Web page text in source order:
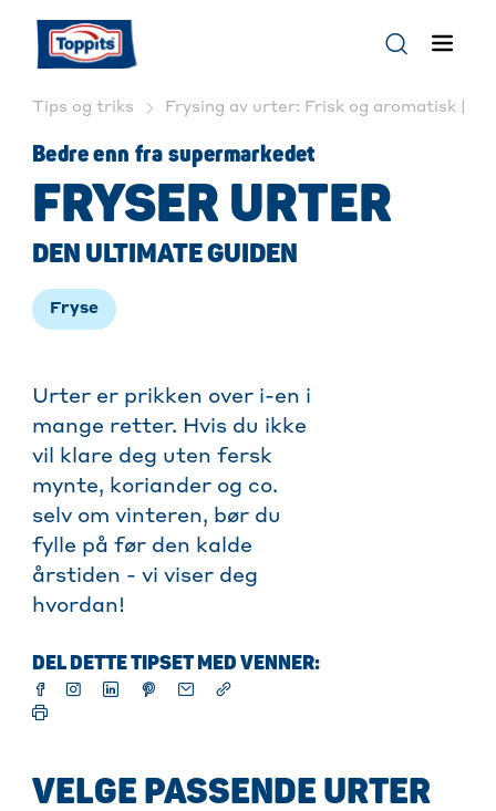
Tips og triks Frysing av urter: Frisk og aromatisk |
Bedre enn fra supermarkedet
FRYSER URTER
DEN ULTIMATE GUIDEN
Fryse
Urter er prikken over i-en i
mange retter. Hvis du ikke
vil klare deg uten fersk
mynte, koriander og co.
selv om vinteren, bør du
fylle på før den kalde
årstiden - vi viser deg
hvordan!
DEL DETTE TIPSET MED VENNER:
VELGE PASSENDE URTER